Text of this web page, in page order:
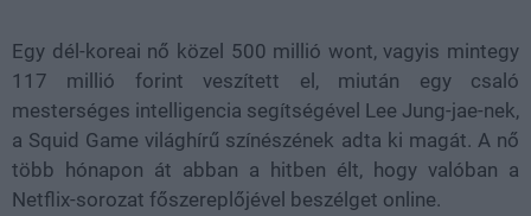
Egy dél-koreai nő közel 500 millió wont, vagyis mintegy
117 millió forint veszített el, miután egy csaló
mesterséges intelligencia segítségével Lee Jung-jae-nek,
a Squid Game világhírű színészének adta ki magát. A nő
több hónapon át abban a hitben élt, hogy valóban a
Netflix-sorozat főszereplőjével beszélget online.